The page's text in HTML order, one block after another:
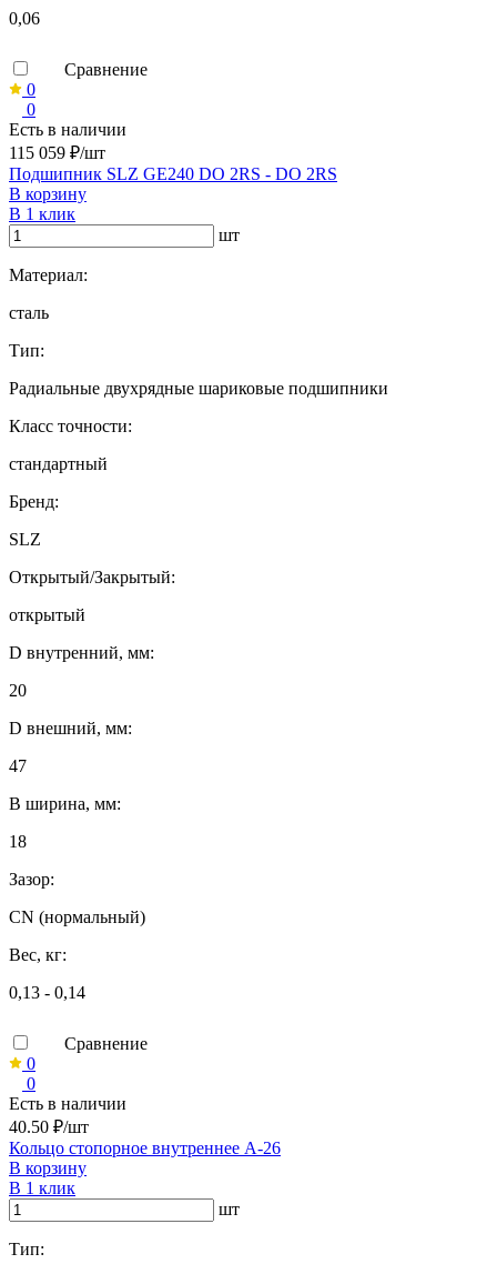
0,06
Сравнение
0
0
Есть в наличии
115 059 ₽/шт
Подшипник SLZ GE240 DO 2RS - DO 2RS
В корзину
В 1 клик
шт
Материал:
сталь
Тип:
Радиальные двухрядные шариковые подшипники
Класс точности:
стандартный
Бренд:
SLZ
Открытый/Закрытый:
открытый
D внутренний, мм:
20
D внешний, мм:
47
B ширина, мм:
18
Зазор:
CN (нормальный)
Вес, кг:
0,13 - 0,14
Сравнение
0
0
Есть в наличии
40.50 ₽/шт
Кольцо стопорное внутреннее А-26
В корзину
В 1 клик
шт
Тип: